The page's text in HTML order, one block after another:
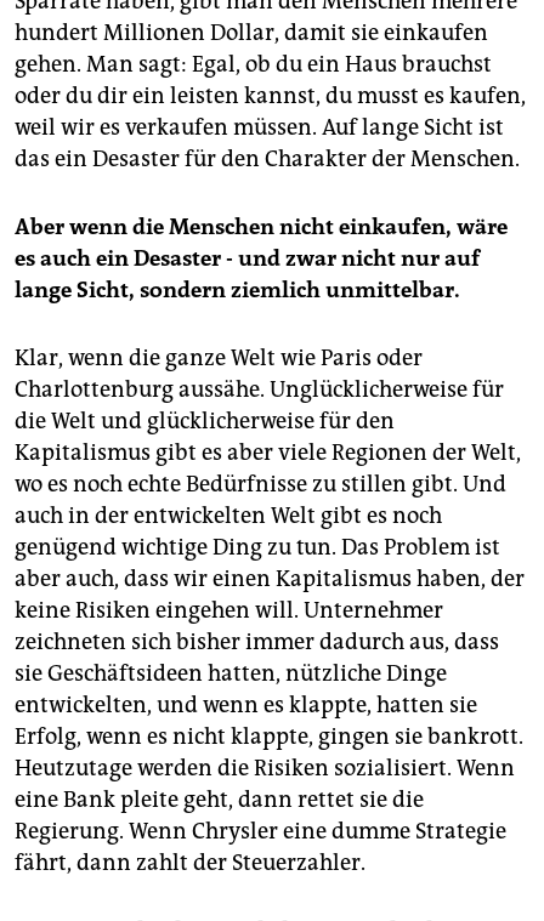
hundert Millionen Dollar, damit sie einkaufen
gehen. Man sagt: Egal, ob du ein Haus brauchst
oder du dir ein leisten kannst, du musst es kaufen,
weil wir es verkaufen müssen. Auf lange Sicht ist
das ein Desaster für den Charakter der Menschen.
Aber wenn die Menschen nicht einkaufen, wäre
es auch ein Desaster - und zwar nicht nur auf
lange Sicht, sondern ziemlich unmittelbar.
Klar, wenn die ganze Welt wie Paris oder
Charlottenburg aussähe. Unglücklicherweise für
die Welt und glücklicherweise für den
Kapitalismus gibt es aber viele Regionen der Welt,
wo es noch echte Bedürfnisse zu stillen gibt. Und
auch in der entwickelten Welt gibt es noch
genügend wichtige Ding zu tun. Das Problem ist
aber auch, dass wir einen Kapitalismus haben, der
keine Risiken eingehen will. Unternehmer
zeichneten sich bisher immer dadurch aus, dass
sie Geschäftsideen hatten, nützliche Dinge
entwickelten, und wenn es klappte, hatten sie
Erfolg, wenn es nicht klappte, gingen sie bankrott.
Heutzutage werden die Risiken sozialisiert. Wenn
eine Bank pleite geht, dann rettet sie die
Regierung. Wenn Chrysler eine dumme Strategie
fährt, dann zahlt der Steuerzahler.